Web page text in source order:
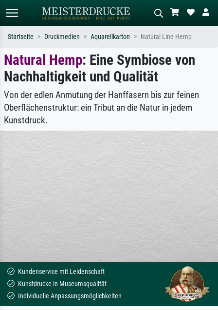
Standardsuche KI-Bildersuche
Suchen Sie nach Künstlern, Werktiteln
oder Stilen – z.B. Monet,
Sternennacht, Impressionismus, Welle
Hokusai, Akt.
Beschreiben Sie die Szene – z.B. Grüne
Wiese, Abstrakt mit viel Rot, Dunkles
Ölgemälde, Stehender Akt neben einem
Baum.
Startseite Druckmedien Aquarellkarton Natural Line Hemp
Natural Hemp: Eine Symbiose von
Nachhaltigkeit und Qualität
Von der edlen Anmutung der Hanffasern bis zur feinen
Oberflächenstruktur: ein Tribut an die Natur in jedem
Kunstdruck.
Kundenservice mit Leidenschaft
Kunstdrucke in Museumsqualität
Individuelle Anpassungsmöglichkeiten